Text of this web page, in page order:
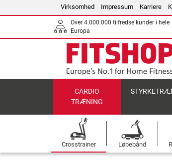
Virksomhed Impressum Karriere
Over 4.000.000 tilfredse kunder i hele
Europa
CARDIO
TRÆNING
Crosstrainer Løbebånd